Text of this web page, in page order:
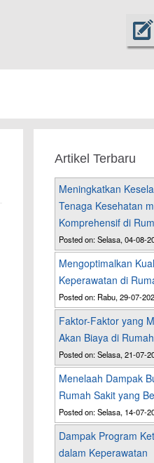
Artikel Terbaru
Meningkatkan
Tenaga Kesehatan
Komprehensif di
Posted on: Selasa, 04-08-
Mengoptimalkan
Keperawatan di
Posted on: Rabu, 29-07-
Faktor-Faktor yang
Akan Biaya di
Posted on: Selasa, 21-07-
Menelaah Dampak
Rumah Sakit yang
Posted on: Selasa, 14-07-
Dampak Program
dalam Keperawatan